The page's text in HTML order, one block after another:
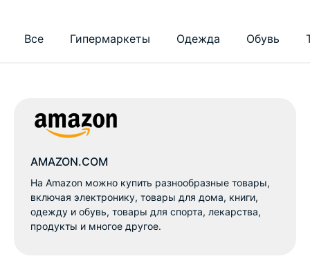
Все Гипермаркеты Одежда Обувь
AMAZON.COM
На Amazon можно купить разнообразные товары,
включая электронику, товары для дома, книги,
одежду и обувь, товары для спорта, лекарства,
продукты и многое другое.